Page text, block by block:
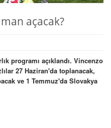
açacak?
programı açıklandı. Vincenzo
27 Haziran'da toplanacak,
ve 1 Temmuz'da Slovakya